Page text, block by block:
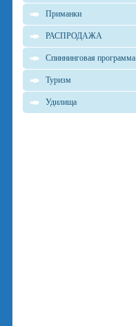
Приманки
РАСПРОДАЖА
Спиннинговая программа
Туризм
Удилища